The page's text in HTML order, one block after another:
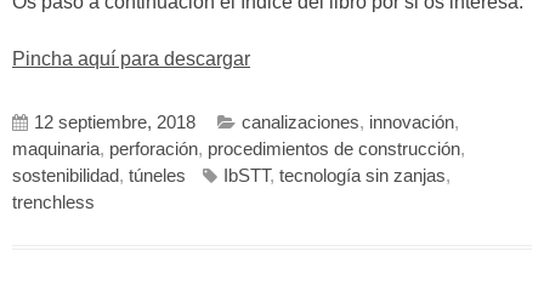
Pincha aquí para descargar
12 septiembre, 2018 canalizaciones, innovación,
maquinaria, perforación, procedimientos de construcción,
sostenibilidad, túneles IbSTT, tecnología sin zanjas,
trenchless